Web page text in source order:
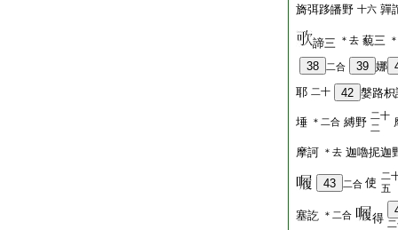
旖弭跢皤野 十六 嚲
諦三 ＊去 藐三
38 二合 39 娜
耶 二十 42 媻路枳
埵 ＊二合 縛野 二十
二
摩訶 ＊去 迦嚕抳迦
43 二合 使 二
五
塞訖 ＊二合 得